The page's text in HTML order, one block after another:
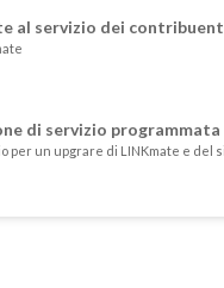
al servizio dei
di servizio programmata
un upgrare di LINKmate e del